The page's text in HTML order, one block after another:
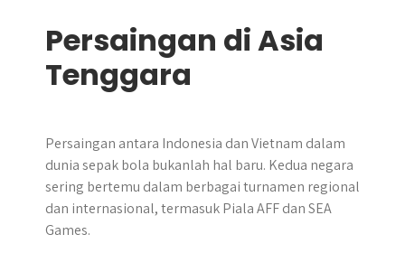
Persaingan di Asia
Tenggara
Persaingan antara Indonesia dan Vietnam dalam
dunia sepak bola bukanlah hal baru. Kedua negara
sering bertemu dalam berbagai turnamen regional
dan internasional, termasuk Piala AFF dan SEA
Games.